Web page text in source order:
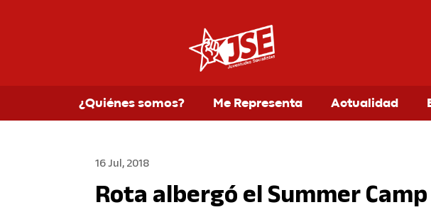
¿Quiénes somos? Me Representa Actualidad
16 Jul, 2018
Rota albergó el Summer